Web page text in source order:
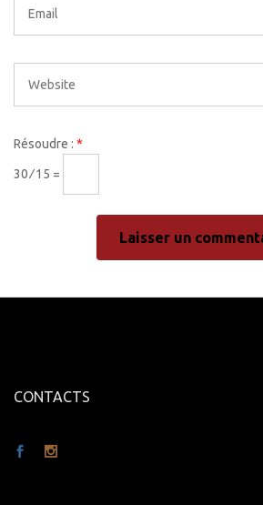
Résoudre : *
30 ⁄ 15 =
CONTACTS